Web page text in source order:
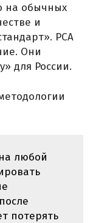
на обычных
и
РСА
Они
для России.
любой
потерять